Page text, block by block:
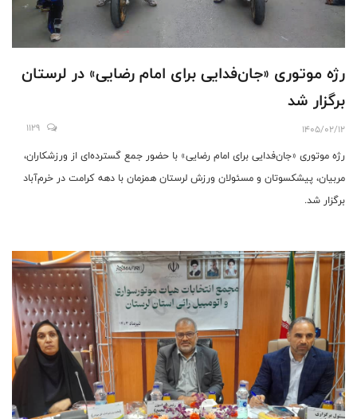
رژه موتوری «جان‌فدایی برای امام رضایی» در لرستان
برگزار شد
1405/02/12
1129
رژه موتوری «جان‌فدایی برای امام رضایی» با حضور جمع گسترده‌ای از ورزشکاران،
مربیان، پیشکسوتان و مسئولان ورزش لرستان همزمان با دهه کرامت در خرم‌آباد
برگزار شد.